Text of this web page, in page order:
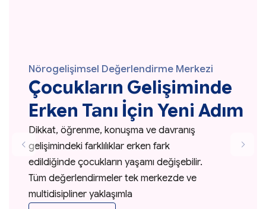
Çocukların Gelişiminde
Erken Tanı İçin Yeni Adım
Nörogelişimsel Değerlendirme Merkezi
Dikkat, öğrenme, konuşma ve davranış
gelişimindeki farklılıklar erken fark
edildiğinde çocukların yaşamı değişebilir.
Tüm değerlendirmeler tek merkezde ve
multidisipliner yaklaşımla